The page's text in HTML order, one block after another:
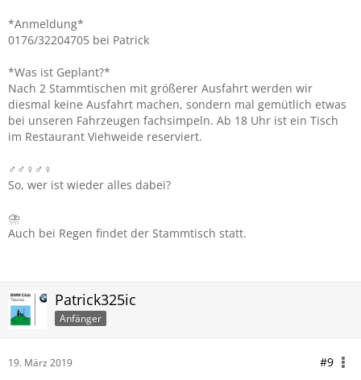
*Anmeldung*
0176/32204705 bei Patrick
*Was ist Geplant?*
Nach 2 Stammtischen mit größerer Ausfahrt werden wir
diesmal keine Ausfahrt machen, sondern mal gemütlich etwas
bei unseren Fahrzeugen fachsimpeln. Ab 18 Uhr ist ein Tisch
im Restaurant Viehweide reserviert.
‍♂‍♂‍♀‍♂‍♀
So, wer ist wieder alles dabei?
⛈
Auch bei Regen findet der Stammtisch statt.
Patrick325ic
Anfänger
19. März 2019 #9